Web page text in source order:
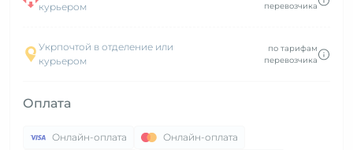
курьером
перевозчика
Укрпочтой в отделение или
курьером
по тарифам
перевозчика
Оплата
Онлайн-оплата
Онлайн-оплата